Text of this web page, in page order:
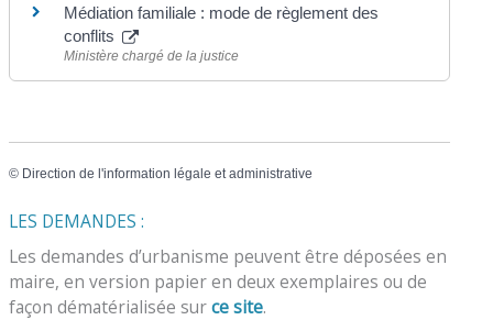
Médiation familiale : mode de règlement des
conflits
Ministère chargé de la justice
© Direction de l'information légale et administrative
LES DEMANDES :
Les demandes d’urbanisme peuvent être déposées en
maire, en version papier en deux exemplaires ou de
façon dématérialisée surce site.